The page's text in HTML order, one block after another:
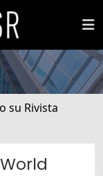
su Rivista